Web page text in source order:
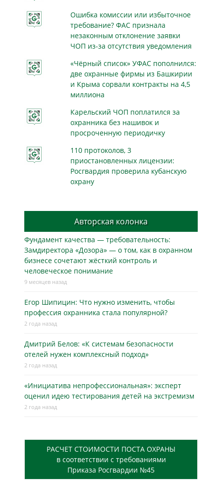
Ошибка комиссии или избыточное
требование? ФАС признала
незаконным отклонение заявки
ЧОП из-за отсутствия уведомления
«Чёрный список» УФАС пополнился:
две охранные фирмы из Башкирии
и Крыма сорвали контракты на 4,5
миллиона
Карельский ЧОП поплатился за
охранника без нашивок и
просроченную периодичку
110 протоколов, 3
приостановленных лицензии:
Росгвардия проверила кубанскую
охрану
Авторская колонка
Фундамент качества — требовательность:
Замдиректора «Дозора» — о том, как в охранном
бизнесe сочетают жёсткий контроль и
человеческое понимание
9 месяцев назад
Егор Шипицин: Что нужно изменить, чтобы
профессия охранника стала популярной?
2 года назад
Дмитрий Белов: «К системам безопасности
отелей нужен комплексный подход»
2 года назад
«Инициатива непрофессиональная»: эксперт
оценил идею тестирования детей на экстремизм
2 года назад
РАСЧЕТ СТОИМОСТИ ПОСТА ОХРАНЫ
в соответствии с требованиями
Приказа Росгвардии №45